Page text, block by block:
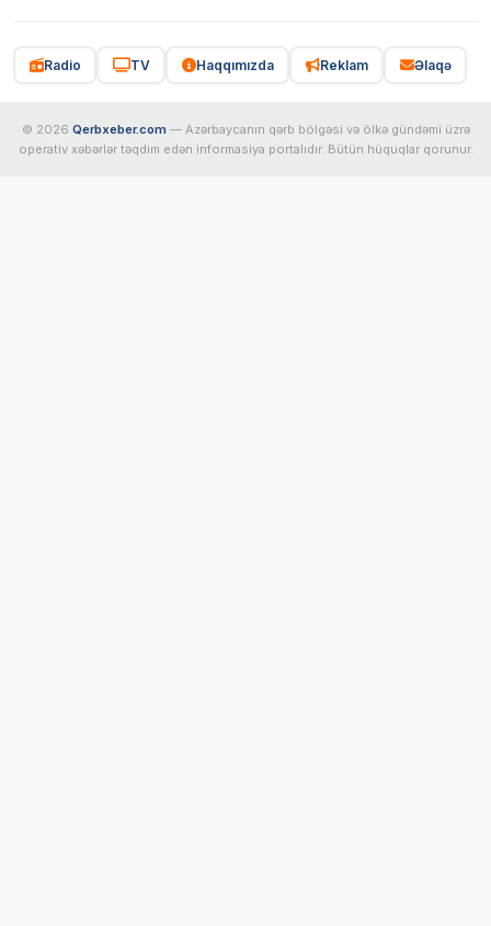
Radio TV Haqqımızda Reklam Əlaqə
© 2026 Qerbxeber.com — Azərbaycanın qərb bölgəsi və ölkə gündəmi üzrə
operativ xəbərlər təqdim edən informasiya portalıdır. Bütün hüquqlar qorunur.